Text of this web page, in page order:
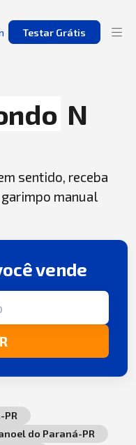
Testar Grátis
N
sentido, receba
manual
vende
PR
do Paraná-PR